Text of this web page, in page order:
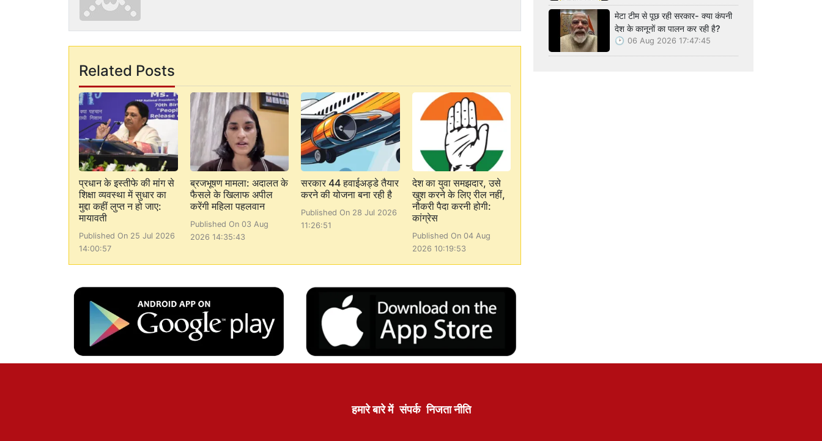
Related Posts
प्रधान के इस्तीफे की मांग से
शिक्षा व्यवस्था में सुधार का
मुद्दा कहीं लुप्त न हो जाए:
मायावती
Published On 25 Jul 2026
14:00:57
ब्रजभूषण मामला: अदालत के
फैसले के खिलाफ अपील
करेंगी महिला पहलवान
Published On 03 Aug
2026 14:35:43
सरकार 44 हवाईअड्डे तैयार
करने की योजना बना रही है
Published On 28 Jul 2026
11:26:51
देश का युवा समझदार, उसे
खुश करने के लिए रील नहीं,
नौकरी पैदा करनी होगी:
कांग्रेस
Published On 04 Aug
2026 10:19:53
मेटा टीम से पूछ रही सरकार- क्या कंपनी
देश के कानूनों का पालन कर रही है?
06 Aug 2026 17:47:45
हमारे बारे में संपर्क निजता नीति